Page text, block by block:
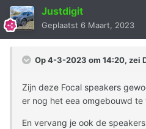
Justdigit
Geplaatst 6 Maart, 2023
Op 4-3-2023 om 14:20, zei
Zijn deze Focal speakers
er nog het eea omgebouwd te
En vervang je ook de